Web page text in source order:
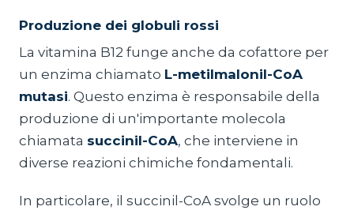
Produzione dei globuli rossi
La vitamina B12 funge anche da cofattore per
un enzima chiamato L-metilmalonil-CoA
mutasi. Questo enzima è responsabile della
produzione di un'importante molecola
chiamata succinil-CoA, che interviene in
diverse reazioni chimiche fondamentali.
In particolare, il succinil-CoA svolge un ruolo